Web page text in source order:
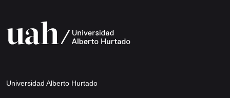
Universidad Alberto Hurtado